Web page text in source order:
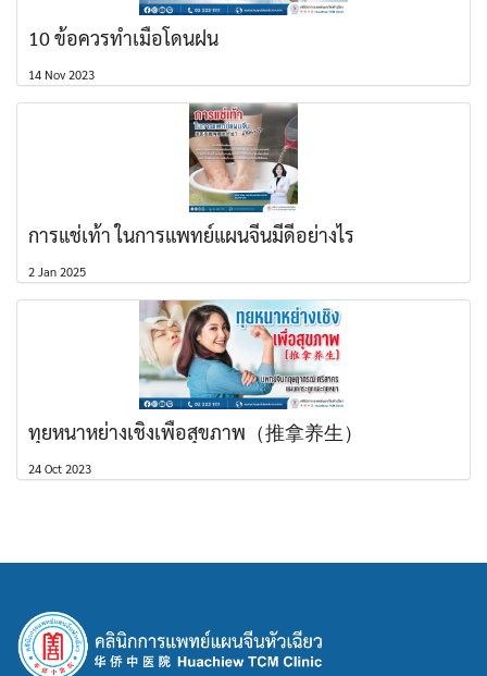
10 ข้อควรทำเมื่อโดนฝน
14 Nov 2023
การแช่เท้า ในการแพทย์แผนจีนมีดีอย่างไร
2 Jan 2025
ทุยหนาหย่างเชิงเพื่อสุขภาพ（推拿养生）
24 Oct 2023